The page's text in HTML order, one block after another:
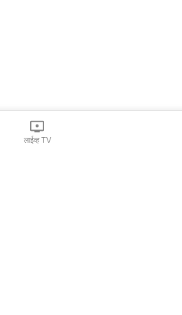
लाईव्ह TV